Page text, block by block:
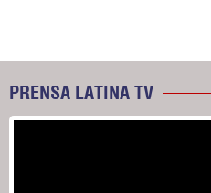
PRENSA LATINA TV